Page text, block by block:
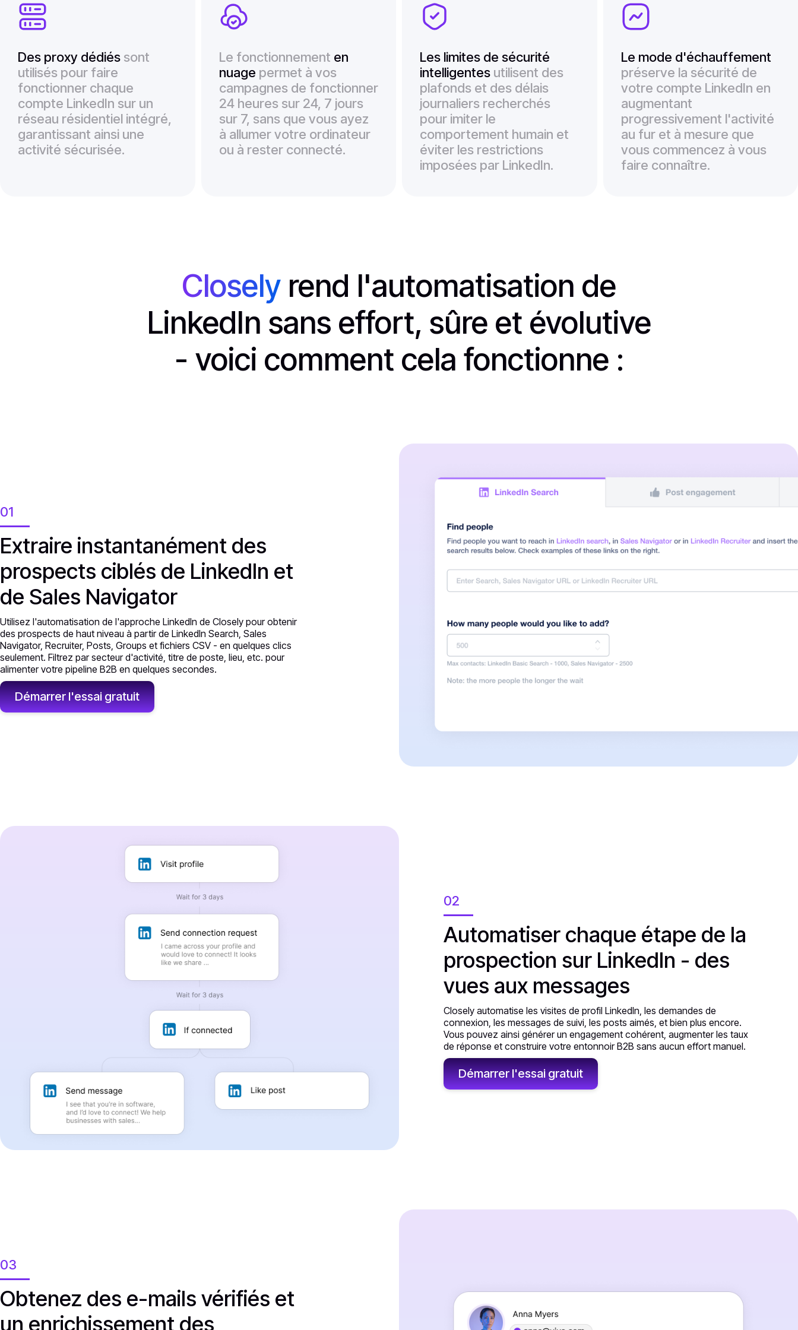
Des proxy dédiés sont
utilisés pour faire
fonctionner chaque
compte LinkedIn sur un
réseau résidentiel intégré,
garantissant ainsi une
activité sécurisée.
Le fonctionnement en
nuage permet à vos
campagnes de fonctionner
24 heures sur 24, 7 jours
sur 7, sans que vous ayez
à allumer votre ordinateur
ou à rester connecté.
Les limites de sécurité
intelligentes utilisent des
plafonds et des délais
journaliers recherchés
pour imiter le
comportement humain et
éviter les restrictions
imposées par LinkedIn.
Le mode d'échauffement
préserve la sécurité de
votre compte LinkedIn en
augmentant
progressivement l'activité
au fur et à mesure que
vous commencez à vous
faire connaître.
Closely rend l'automatisation de
LinkedIn sans effort, sûre et évolutive
- voici comment cela fonctionne :
01
Extraire instantanément des
prospects ciblés de LinkedIn et
de Sales Navigator
Utilisez l'automatisation de l'approche LinkedIn de Closely pour obtenir
des prospects de haut niveau à partir de LinkedIn Search, Sales
Navigator, Recruiter, Posts, Groups et fichiers CSV - en quelques clics
seulement. Filtrez par secteur d'activité, titre de poste, lieu, etc. pour
alimenter votre pipeline B2B en quelques secondes.
Démarrer l'essai gratuit
02
Automatiser chaque étape de la
prospection sur LinkedIn - des
vues aux messages
Closely automatise les visites de profil LinkedIn, les demandes de
connexion, les messages de suivi, les posts aimés, et bien plus encore.
Vous pouvez ainsi générer un engagement cohérent, augmenter les taux
de réponse et construire votre entonnoir B2B sans aucun effort manuel.
Démarrer l'essai gratuit
03
Obtenez des e-mails vérifiés et
un enrichissement des